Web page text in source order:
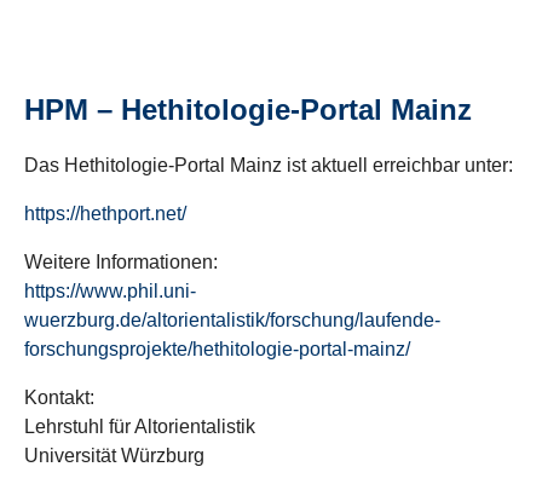
HPM – Hethitologie-Portal Mainz
Das Hethitologie-Portal Mainz ist aktuell erreichbar unter:
https://hethport.net/
Weitere Informationen:
https://www.phil.uni-
wuerzburg.de/altorientalistik/forschung/laufende-
forschungsprojekte/hethitologie-portal-mainz/
Kontakt:
Lehrstuhl für Altorientalistik
Universität Würzburg